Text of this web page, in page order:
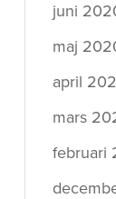
juni
maj
april
mars
februari